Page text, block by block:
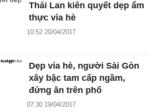
Thái Lan kiên quyết dẹp ẩm
thực vỉa hè
10:52 20/04/2017
Dẹp vỉa hè, người Sài Gòn
xây bậc tam cấp ngầm,
đứng ăn trên phố
07:30 19/04/2017